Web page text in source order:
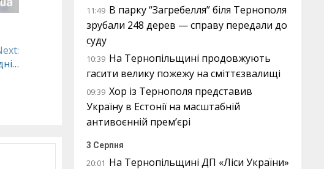
11:49 В парку “Загребелля” біля Тернополя
зрубали 248 дерев — справу передали до
суду
10:39 На Тернопільщині продовжують
гасити велику пожежу на сміттєзвалищі
09:39 Хор із Тернополя представив
Україну в Естонії на масштабній
антивоєнній прем’єрі
3 Серпня
20:01 На Тернопільщині ДП «Ліси України»